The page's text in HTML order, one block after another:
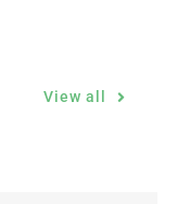
View all